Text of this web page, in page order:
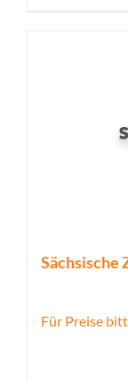
Sächsische
Für Preise